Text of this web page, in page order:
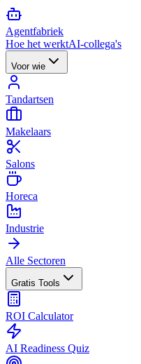
Agentfabriek
Hoe het werktAI-collega's
Voor wie
Tandartsen
Makelaars
Salons
Horeca
Industrie
Alle Sectoren
Gratis Tools
ROI Calculator
AI Readiness Quiz